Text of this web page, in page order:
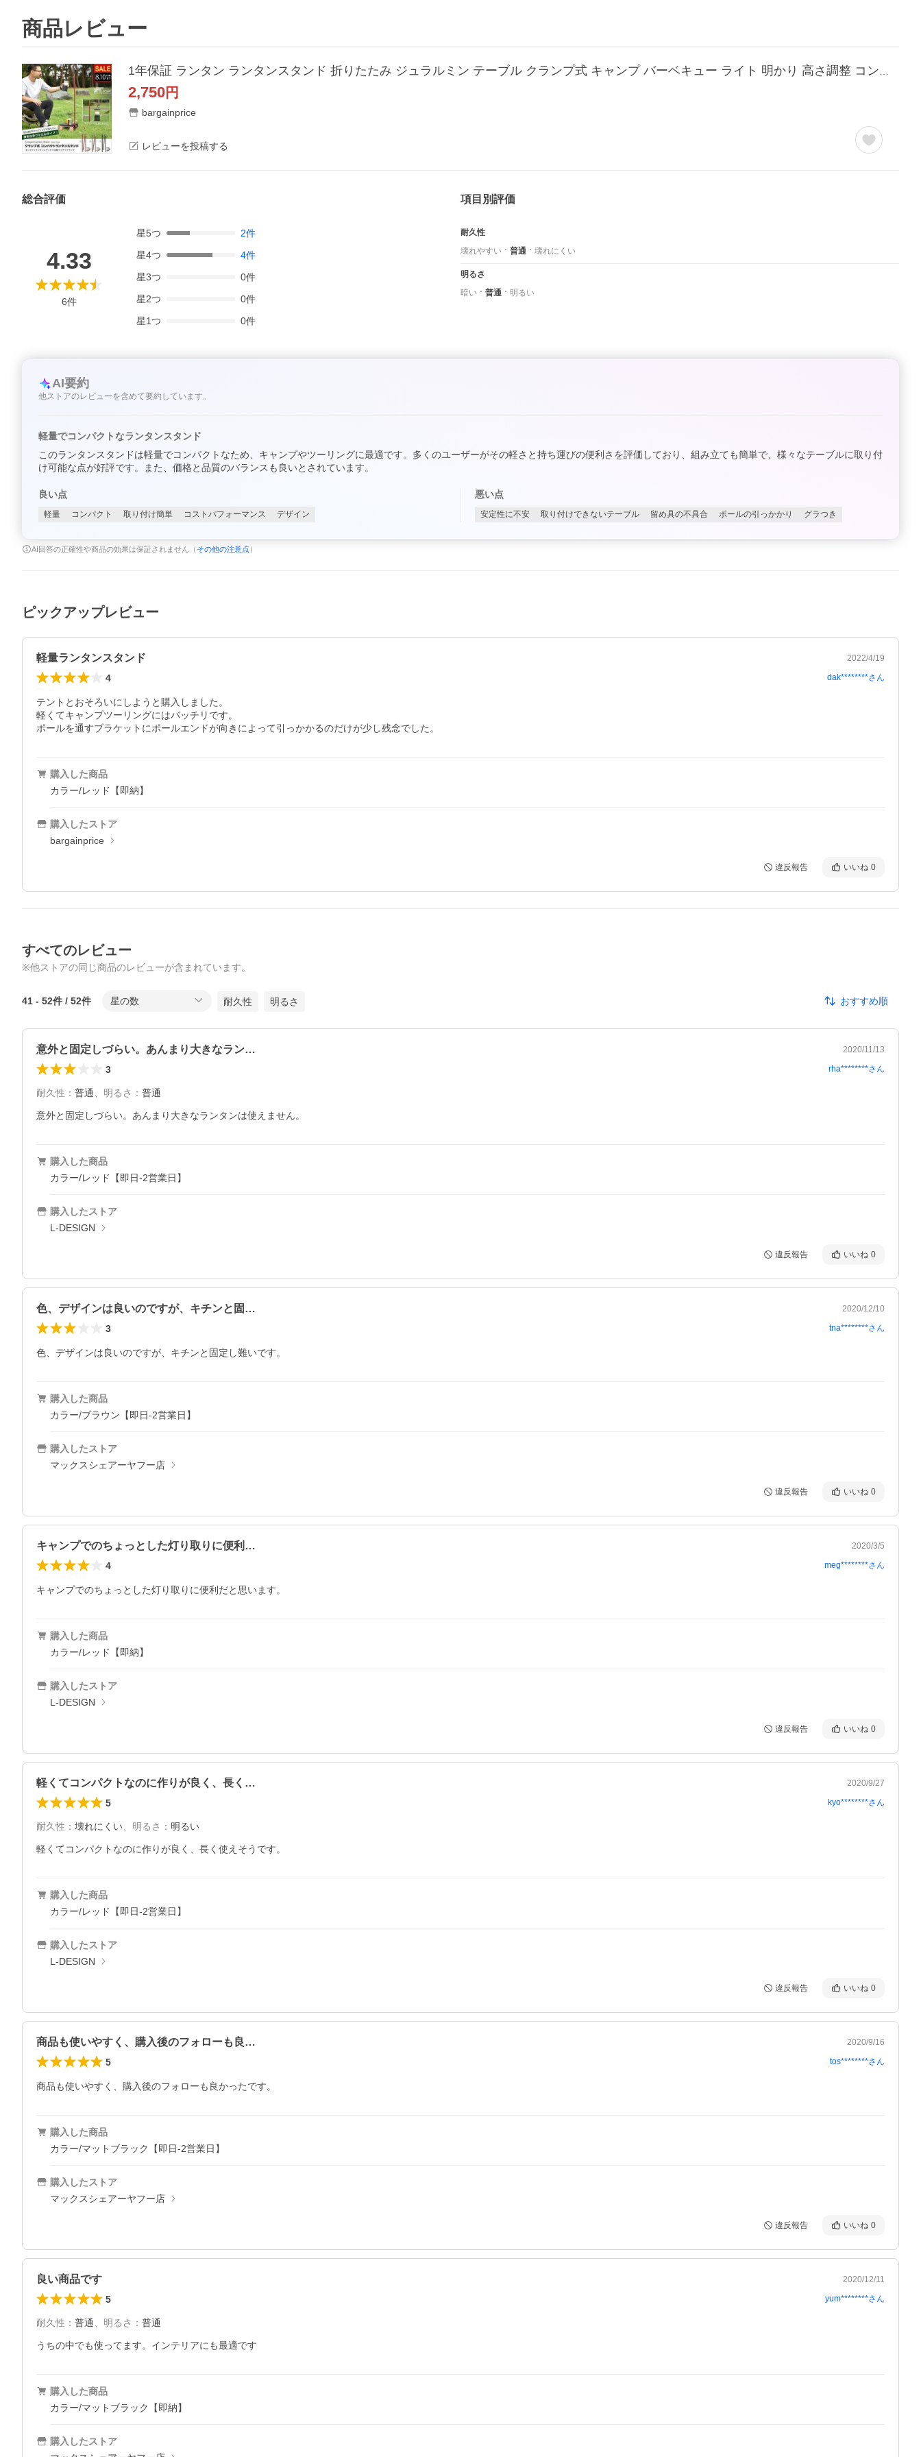
商品レビュー
2,750円
bargainprice
レビューを投稿する
総合評価
4.33
6件
星5つ 2件
星4つ 4件
星3つ 0件
星2つ 0件
星1つ 0件
項目別評価
耐久性
壊れやすい
普通 壊れにくい
明るさ
暗い
普通 明るい
AI要約
他ストアのレビューを含めて要約しています。
軽量でコンパクトなランタンスタンド
このランタンスタンドは軽量でコンパクトなため、キャンプやツーリングに最適です。多くのユーザーがその軽さと持ち運びの便利さを評価しており、組み立ても簡単で、様々なテーブルに取り付
け可能な点が好評です。また、価格と品質のバランスも良いとされています。
良い点
軽量 コンパクト 取り付け簡単 コストパフォーマンス デザイン
悪い点
安定性に不安 取り付けできないテーブル 留め具の不具合 ポールの引っかかり グラつき
AI回答の正確性や商品の効果は保証されません（ その他の注意点 ）
ピックアップレビュー
軽量ランタンスタンド 2022/4/19
4 dak********さん
テントとおそろいにしようと購入しました。
軽くてキャンプツーリングにはバッチリです。
ポールを通すブラケットにポールエンドが向きによって引っかかるのだけが少し残念でした。
購入した商品
カラー/レッド【即納】
購入したストア
bargainprice
違反報告 いいね 0
すべてのレビュー
※他ストアの同じ商品のレビューが含まれています。
41 - 52件 / 52件 星の数 耐久性 明るさ おすすめ順
意外と固定しづらい。あんまり大きなラン… 2020/11/13
3 rha********さん
耐久性 ： 普通 、 明るさ ： 普通
意外と固定しづらい。あんまり大きなランタンは使えません。
購入した商品
カラー/レッド【即日-2営業日】
購入したストア
L-DESIGN
違反報告 いいね 0
色、デザインは良いのですが、キチンと固… 2020/12/10
3 tna********さん
色、デザインは良いのですが、キチンと固定し難いです。
購入した商品
カラー/ブラウン【即日-2営業日】
購入したストア
マックスシェアーヤフー店
違反報告 いいね 0
キャンプでのちょっとした灯り取りに便利… 2020/3/5
4 meg********さん
キャンプでのちょっとした灯り取りに便利だと思います。
購入した商品
カラー/レッド【即納】
購入したストア
L-DESIGN
違反報告 いいね 0
軽くてコンパクトなのに作りが良く、長く… 2020/9/27
5 kyo********さん
耐久性 ： 壊れにくい、 明るさ ： 明るい
軽くてコンパクトなのに作りが良く、長く使えそうです。
購入した商品
カラー/レッド【即日-2営業日】
購入したストア
L-DESIGN
違反報告 いいね 0
商品も使いやすく、購入後のフォローも良… 2020/9/16
5 tos********さん
商品も使いやすく、購入後のフォローも良かったです。
購入した商品
カラー/マットブラック【即日-2営業日】
購入したストア
マックスシェアーヤフー店
違反報告 いいね 0
良い商品です 2020/12/11
5 yum********さん
耐久性 ： 普通 、 明るさ ： 普通
うちの中でも使ってます。インテリアにも最適です
購入した商品
カラー/マットブラック【即納】
購入したストア